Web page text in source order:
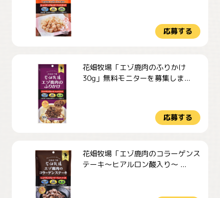
応募する
花畑牧場「エゾ鹿肉のふりかけ
30g」無料モニターを募集しま...
応募する
花畑牧場「エゾ鹿肉のコラーゲンス
テーキ～ヒアルロン酸入り～ ...